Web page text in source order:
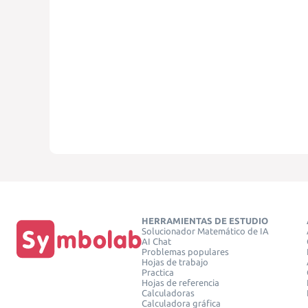
HERRAMIENTAS DE ESTUDIO
Solucionador Matemático de IA
AI Chat
Problemas populares
Hojas de trabajo
Practica
Hojas de referencia
Calculadoras
Calculadora gráfica